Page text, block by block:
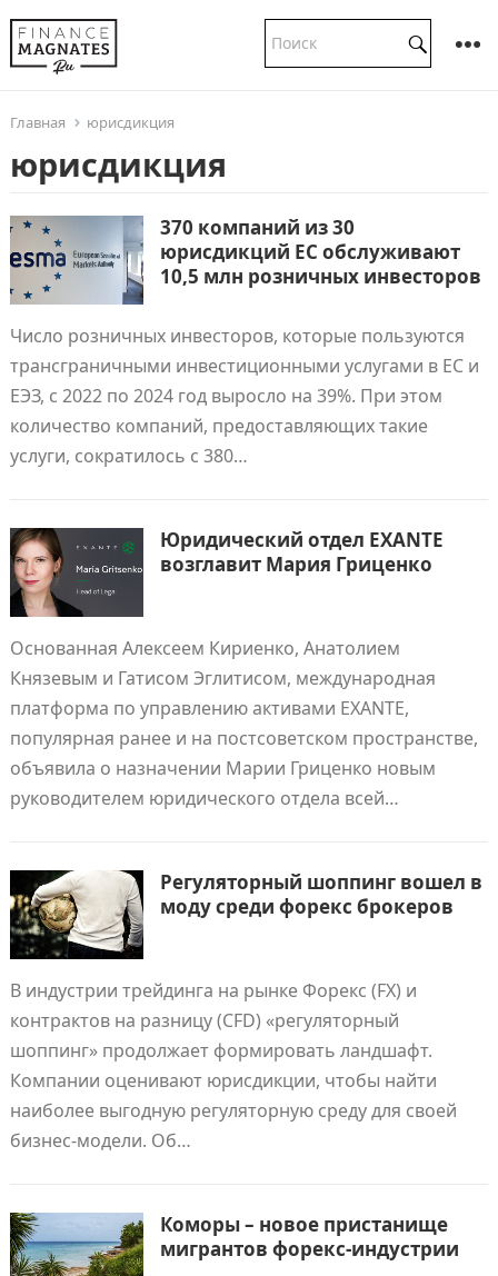
Главная юрисдикция
юрисдикция
370 компаний из 30
юрисдикций ЕС обслуживают
10,5 млн розничных инвесторов
Число розничных инвесторов, которые пользуются
трансграничными инвестиционными услугами в ЕС и
ЕЭЗ, с 2022 по 2024 год выросло на 39%. При этом
количество компаний, предоставляющих такие
услуги, сократилось с 380…
Юридический отдел EXANTE
возглавит Мария Гриценко
Основанная Алексеем Кириенко, Анатолием
Князевым и Гатисом Эглитисом, международная
платформа по управлению активами EXANTE,
популярная ранее и на постсоветском пространстве,
объявила о назначении Марии Гриценко новым
руководителем юридического отдела всей…
Регуляторный шоппинг вошел в
моду среди форекс брокеров
В индустрии трейдинга на рынке Форекс (FX) и
контрактов на разницу (CFD) «регуляторный
шоппинг» продолжает формировать ландшафт.
Компании оценивают юрисдикции, чтобы найти
наиболее выгодную регуляторную среду для своей
бизнес-модели. Об…
Коморы – новое пристанище
мигрантов форекс-индустрии